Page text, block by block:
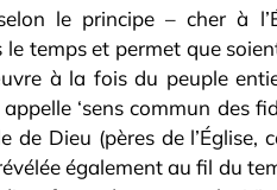
le principe – cher à
le temps et permet que
à la fois du peuple
‘sens commun des
Dieu (pères de l’Église,
également au fil du